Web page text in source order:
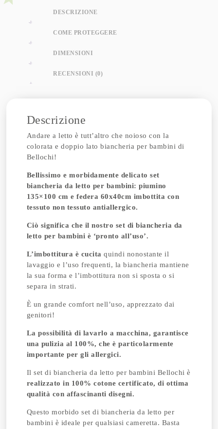
DESCRIZIONE
COME PROTEGGERE
DIMENSIONI
RECENSIONI (0)
Descrizione
Andare a letto è tutt’altro che noioso con la
colorata e doppio lato biancheria per bambini di
Bellochi!
Bellissimo e morbidamente delicato set
biancheria da letto per bambini: piumino
135×100 cm e federa 60x40cm imbottita con
tessuto non tessuto antiallergico.
Ciò significa che il nostro set di biancheria da
letto per bambini è ‘pronto all’uso’.
L’imbottitura è cucita quindi nonostante il
lavaggio e l’uso frequenti, la biancheria mantiene
la sua forma e l’imbottitura non si sposta o si
separa in strati.
È un grande comfort nell’uso, apprezzato dai
genitori!
La possibilità di lavarlo a macchina, garantisce
una pulizia al 100%, che è particolarmente
importante per gli allergici.
Il set di biancheria da letto per bambini Bellochi è
realizzato in 100% cotone certificato, di ottima
qualità con affascinanti disegni.
Questo morbido set di biancheria da letto per
bambini è ideale per qualsiasi cameretta. Basta